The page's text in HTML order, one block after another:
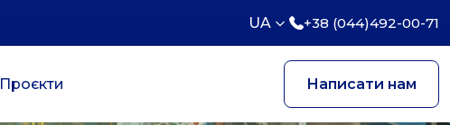
UA +38 (044)492-00-71
Проєкти Написати нам